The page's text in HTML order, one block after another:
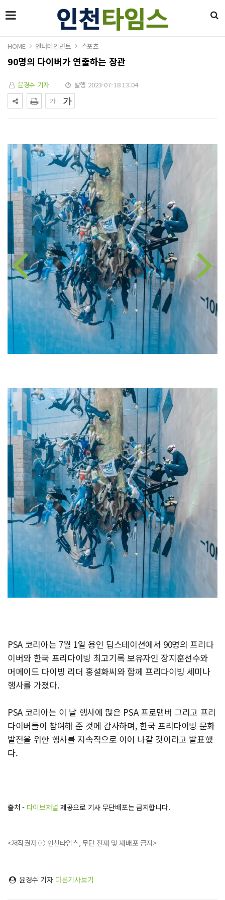
HOME 엔터테인먼트 스포츠
90명의 다이버가 연출하는 장관
윤경수 기자 발행 2023-07-18 13:04
PSA 코리아는 7월 1일 용인 딥스테이션에서 90명의 프리다
이버와 한국 프리다이빙 최고기록 보유자인 장지훈선수와
머메이드 다이빙 리더 홍설화씨와 함께 프리다이빙 세미나
행사를 가졌다.
PSA 코리아는 이 날 행사에 많은 PSA 프로맴버 그리고 프리
다이버들이 참여해 준 것에 감사하며, 한국 프리다이빙 문화
발전을 위한 행사를 지속적으로 이어 나갈 것이라고 발표했
다.
출처 - 다이브저널 제공으로 기사 무단배포는 금지합니다.
<저작권자 ⓒ 인천타임스, 무단 전재 및 재배포 금지>
윤경수 기자 다른기사보기